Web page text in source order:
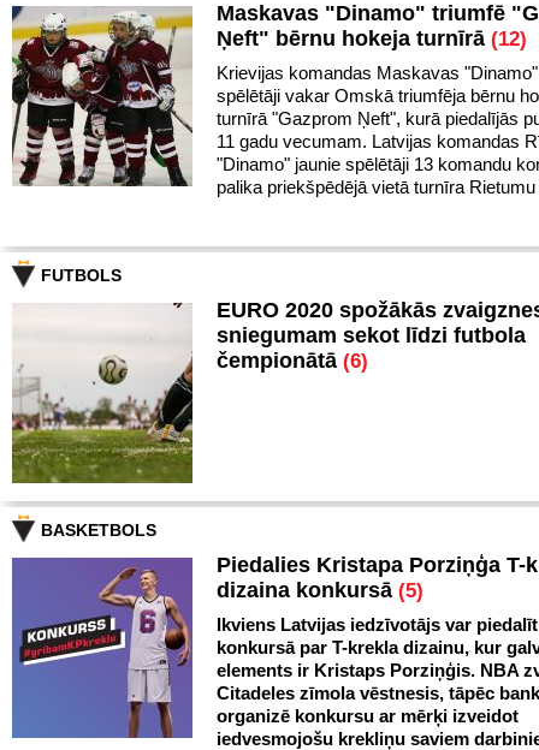
Maskavas "Dinamo" triumfē
Ņeft" bērnu hokeja turnīrā (12)
Krievijas komandas Maskavas
spēlētāji vakar Omskā triumfēja bērnu
turnīrā "Gazprom Ņeft", kurā piedalījās
11 gadu vecumam. Latvijas komandas
"Dinamo" jaunie spēlētāji 13 komandu
palika priekšpēdējā vietā turnīra
FUTBOLS
EURO 2020 spožākās
sniegumam sekot līdzi futbola
čempionātā (6)
BASKETBOLS
Piedalies Kristapa Porziņģa T-
dizaina konkursā (5)
Ikviens Latvijas iedzīvotājs var
konkursā par T-krekla dizainu, kur
elements ir Kristaps Porziņģis. NBA
Citadeles zīmola vēstnesis, tāpēc
organizē konkursu ar mērķi izveidot
iedvesmojošu krekliņu saviem